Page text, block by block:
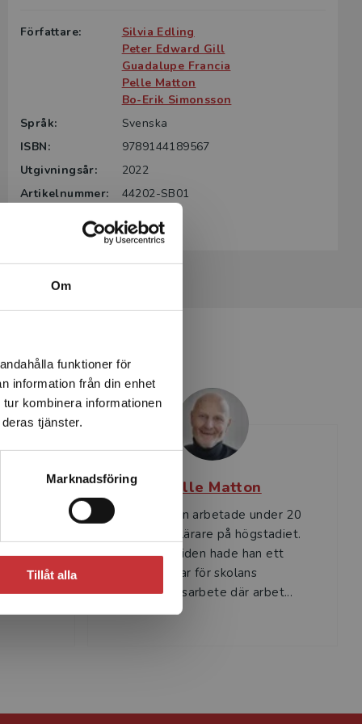
Om
funktioner för
information från din enhet
kombinera informationen
tjänster.
Marknadsföring
Tillåt alla
Författare:
Silvia Edling
Peter Edward Gill
Guadalupe Francia
Pelle Matton
Bo-Erik Simonsson
Språk:
Svenska
ISBN:
9789144189567
Utgivningsår:
2022
Artikelnummer:
44202-SB01
Första
i
det
Pelle Matton
Pelle Matton arbetade under 20
års tid som lärare på högstadiet.
Under den tiden hade han ett
utökat ansvar för skolans
elevomsorgsarbete där arbet...